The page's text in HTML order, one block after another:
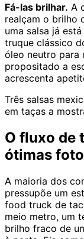
Fá-las brilhar. A
realçam o brilho
uma salsa já
truque clássico
óleo neutro para
propositado a
acrescenta
Três salsas
em taças a
O fluxo de
ótimas
A maioria dos
pressupõe um
food truck de
meio metro, um
brilho fraco de